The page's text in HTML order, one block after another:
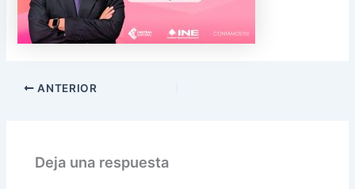
ANTERIOR
Deja una respuesta